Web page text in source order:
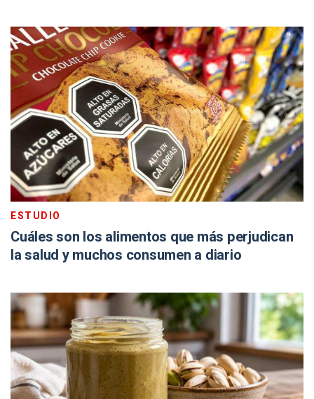
ESTUDIO
Cuáles son los alimentos que más perjudican
la salud y muchos consumen a diario